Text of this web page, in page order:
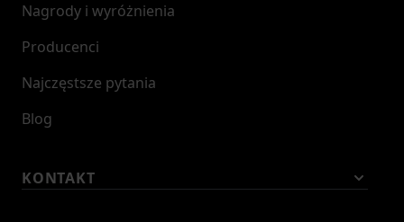
Nagrody i wyróżnienia
Producenci
Najczęstsze pytania
Blog
KONTAKT